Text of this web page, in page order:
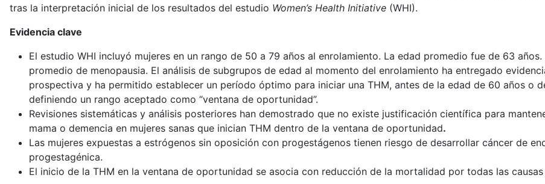
tras la interpretación inicial de los resultados del estudio Women’s Health Initiative (WHI).
Evidencia clave
El estudio WHI incluyó mujeres en un rango de 50 a 79 años al enrolamiento. La edad promedio fue de 63
promedio de menopausia. El análisis de subgrupos de edad al momento del enrolamiento ha entregado
prospectiva y ha permitido establecer un período óptimo para iniciar una THM, antes de la edad de 60 años o
definiendo un rango aceptado como “ventana de oportunidad”.
Revisiones sistemáticas y análisis posteriores han demostrado que no existe justificación científica para
mama o demencia en mujeres sanas que inician THM dentro de la ventana de oportunidad.
Las mujeres expuestas a estrógenos sin oposición con progestágenos tienen riesgo de desarrollar cáncer de
progestagénica.
El inicio de la THM en la ventana de oportunidad se asocia con reducción de la mortalidad por todas las